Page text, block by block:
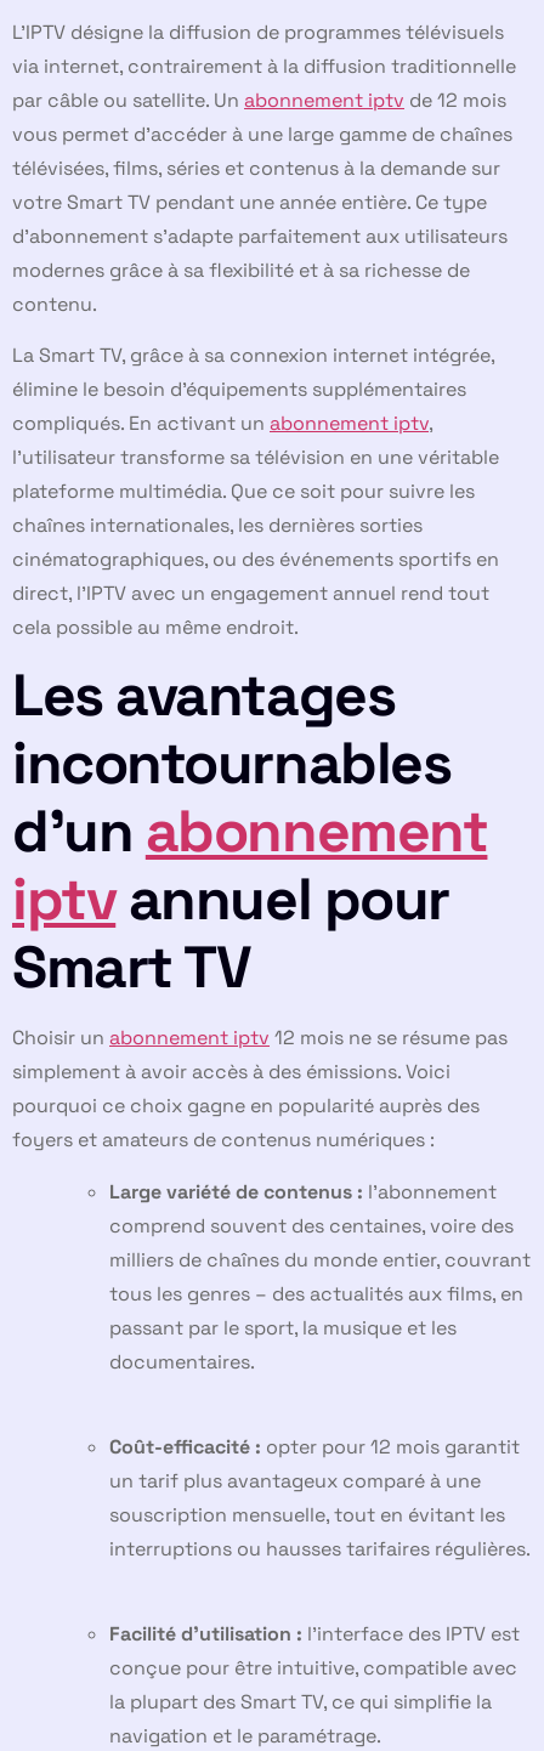
L’IPTV désigne la diffusion de programmes télévisuels
via internet, contrairement à la diffusion traditionnelle
par câble ou satellite. Un abonnement iptv de 12 mois
vous permet d’accéder à une large gamme de chaînes
télévisées, films, séries et contenus à la demande sur
votre Smart TV pendant une année entière. Ce type
d’abonnement s’adapte parfaitement aux utilisateurs
modernes grâce à sa flexibilité et à sa richesse de
contenu.
La Smart TV, grâce à sa connexion internet intégrée,
élimine le besoin d’équipements supplémentaires
compliqués. En activant un abonnement iptv,
l’utilisateur transforme sa télévision en une véritable
plateforme multimédia. Que ce soit pour suivre les
chaînes internationales, les dernières sorties
cinématographiques, ou des événements sportifs en
direct, l’IPTV avec un engagement annuel rend tout
cela possible au même endroit.
Les avantages
incontournables
d’un abonnement
iptvannuel pour
Smart TV
Choisir un abonnement iptv 12 mois ne se résume pas
simplement à avoir accès à des émissions. Voici
pourquoi ce choix gagne en popularité auprès des
foyers et amateurs de contenus numériques :
Large variété de contenus : l’abonnement
comprend souvent des centaines, voire des
milliers de chaînes du monde entier, couvrant
tous les genres – des actualités aux films, en
passant par le sport, la musique et les
documentaires.
Coût-efficacité : opter pour 12 mois garantit
un tarif plus avantageux comparé à une
souscription mensuelle, tout en évitant les
interruptions ou hausses tarifaires régulières.
Facilité d’utilisation : l’interface des IPTV est
conçue pour être intuitive, compatible avec
la plupart des Smart TV, ce qui simplifie la
navigation et le paramétrage.